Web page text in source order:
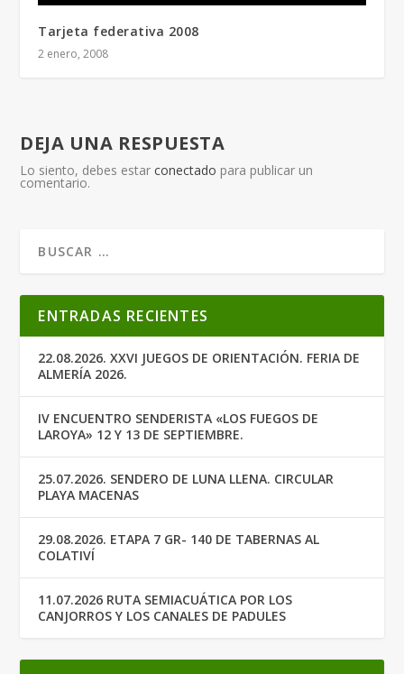
Tarjeta federativa 2008
2 enero, 2008
DEJA UNA RESPUESTA
Lo siento, debes estarconectado para publicar un
comentario.
ENTRADAS RECIENTES
22.08.2026. XXVI JUEGOS DE ORIENTACIÓN. FERIA DE
ALMERÍA 2026.
IV ENCUENTRO SENDERISTA «LOS FUEGOS DE
LAROYA» 12 Y 13 DE SEPTIEMBRE.
25.07.2026. SENDERO DE LUNA LLENA. CIRCULAR
PLAYA MACENAS
29.08.2026. ETAPA 7 GR- 140 DE TABERNAS AL
COLATIVÍ
11.07.2026 RUTA SEMIACUÁTICA POR LOS
CANJORROS Y LOS CANALES DE PADULES